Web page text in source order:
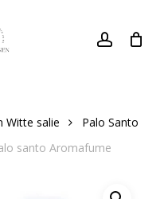
account
Close
Cart
Witte salie
Palo Santo
santo Aromafume